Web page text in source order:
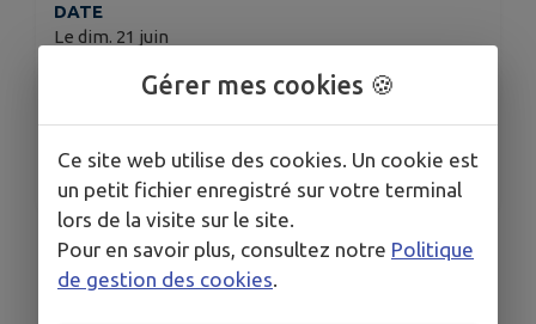
DATE
Le dim. 21 juin
APEL / OGEC Foussais-Payré
Information Importante
En raison des fortes chaleurs annoncés, nous
Gérer mes cookies 🍪
Ce site web utilise des cookies. Un cookie est
un petit fichier enregistré sur votre terminal
lors de la visite sur le site.
Pour en savoir plus, consultez notre Politique
de gestion des cookies